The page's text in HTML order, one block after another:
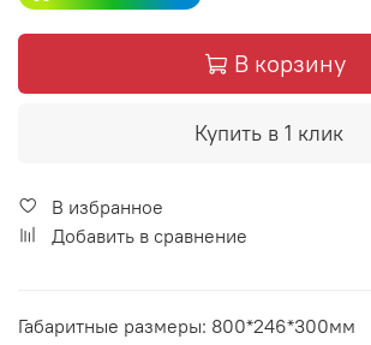
В корзину
Купить в 1 клик
В избранное
Добавить в сравнение
Габаритные размеры: 800*246*300мм